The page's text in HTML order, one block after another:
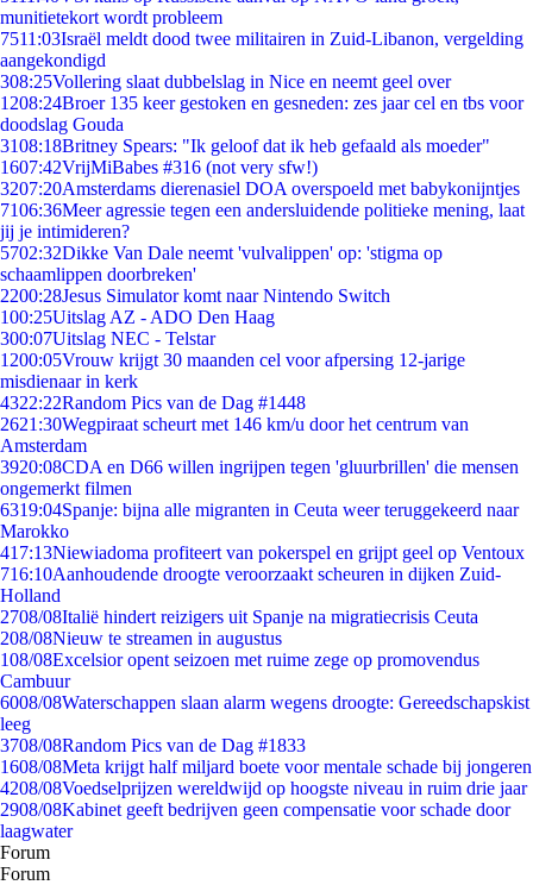
munitietekort wordt probleem
7511:03Israël meldt dood twee militairen in Zuid-Libanon, vergelding
aangekondigd
308:25Vollering slaat dubbelslag in Nice en neemt geel over
1208:24Broer 135 keer gestoken en gesneden: zes jaar cel en tbs voor
doodslag Gouda
3108:18Britney Spears: "Ik geloof dat ik heb gefaald als moeder"
1607:42VrijMiBabes #316 (not very sfw!)
3207:20Amsterdams dierenasiel DOA overspoeld met babykonijntjes
7106:36Meer agressie tegen een andersluidende politieke mening, laat
jij je intimideren?
5702:32Dikke Van Dale neemt 'vulvalippen' op: 'stigma op
schaamlippen doorbreken'
2200:28Jesus Simulator komt naar Nintendo Switch
100:25Uitslag AZ - ADO Den Haag
300:07Uitslag NEC - Telstar
1200:05Vrouw krijgt 30 maanden cel voor afpersing 12-jarige
misdienaar in kerk
4322:22Random Pics van de Dag #1448
2621:30Wegpiraat scheurt met 146 km/u door het centrum van
Amsterdam
3920:08CDA en D66 willen ingrijpen tegen 'gluurbrillen' die mensen
ongemerkt filmen
6319:04Spanje: bijna alle migranten in Ceuta weer teruggekeerd naar
Marokko
417:13Niewiadoma profiteert van pokerspel en grijpt geel op Ventoux
716:10Aanhoudende droogte veroorzaakt scheuren in dijken Zuid-
Holland
2708/08Italië hindert reizigers uit Spanje na migratiecrisis Ceuta
208/08Nieuw te streamen in augustus
108/08Excelsior opent seizoen met ruime zege op promovendus
Cambuur
6008/08Waterschappen slaan alarm wegens droogte: Gereedschapskist
leeg
3708/08Random Pics van de Dag #1833
1608/08Meta krijgt half miljard boete voor mentale schade bij jongeren
4208/08Voedselprijzen wereldwijd op hoogste niveau in ruim drie jaar
2908/08Kabinet geeft bedrijven geen compensatie voor schade door
laagwater
Forum
Forum